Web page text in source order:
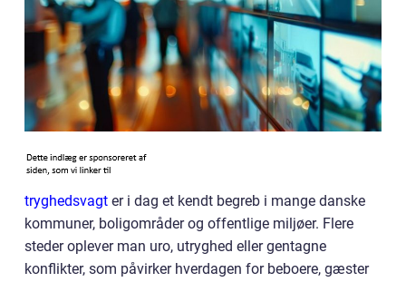
tryghedsvagt er i dag et kendt begreb i mange danske
kommuner, boligområder og offentlige miljøer. Flere
steder oplever man uro, utryghed eller gentagne
konflikter, som påvirker hverdagen for beboere, gæster